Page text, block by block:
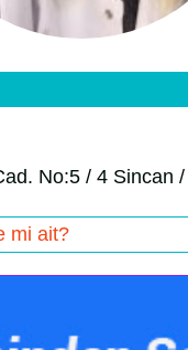
No:5 / 4 Sincan
mi ait?